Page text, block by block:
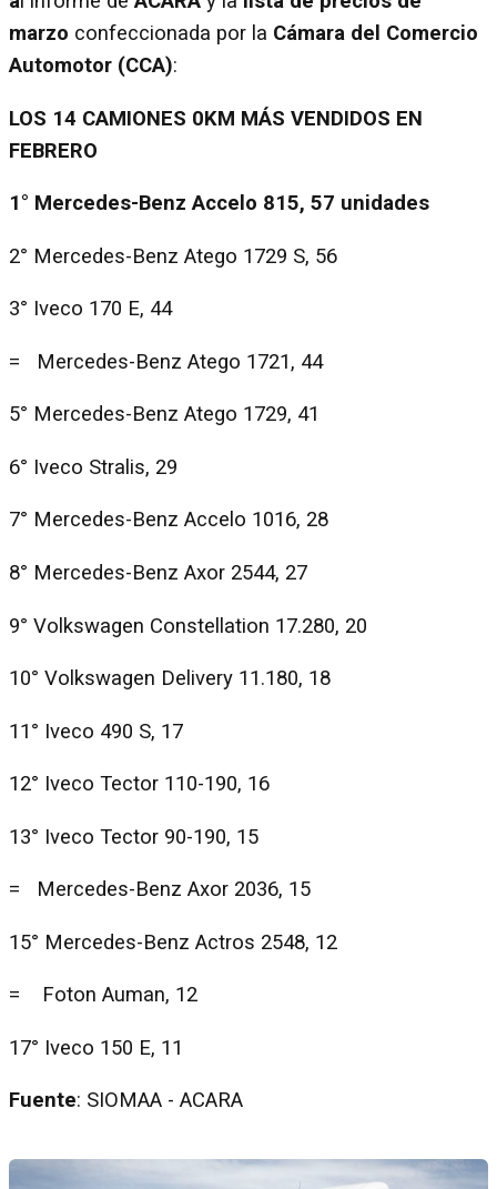
marzo confeccionada por la Cámara del Comercio
Automotor (CCA):
LOS 14 CAMIONES 0KM MÁS VENDIDOS EN
FEBRERO
1° Mercedes-Benz Accelo 815, 57 unidades
2° Mercedes-Benz Atego 1729 S, 56
3° Iveco 170 E, 44
= Mercedes-Benz Atego 1721, 44
5° Mercedes-Benz Atego 1729, 41
6° Iveco Stralis, 29
7° Mercedes-Benz Accelo 1016, 28
8° Mercedes-Benz Axor 2544, 27
9° Volkswagen Constellation 17.280, 20
10° Volkswagen Delivery 11.180, 18
11° Iveco 490 S, 17
12° Iveco Tector 110-190, 16
13° Iveco Tector 90-190, 15
= Mercedes-Benz Axor 2036, 15
15° Mercedes-Benz Actros 2548, 12
= Foton Auman, 12
17° Iveco 150 E, 11
Fuente: SIOMAA - ACARA